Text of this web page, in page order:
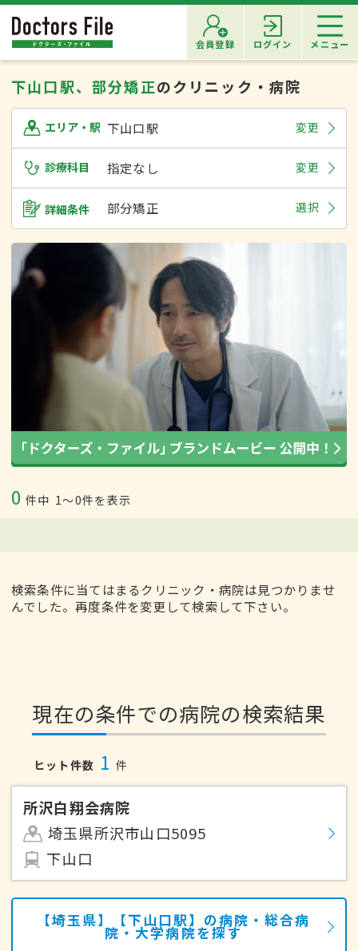
会員登録 ログイン メニュー
下山口駅、部分矯正のクリニック・病院
エリア・駅 下山口駅 変更
診療科目 指定なし 変更
詳細条件 部分矯正 選択
0 件中 1〜0件を表示
検索条件に当てはまるクリニック・病院は見つかりませ
んでした。再度条件を変更して検索して下さい。
現在の条件での病院の検索結果
ヒット件数 1 件
所沢白翔会病院
埼玉県所沢市山口5095
下山口
【埼玉県】【下山口駅】の病院・総合病
院・大学病院を探す